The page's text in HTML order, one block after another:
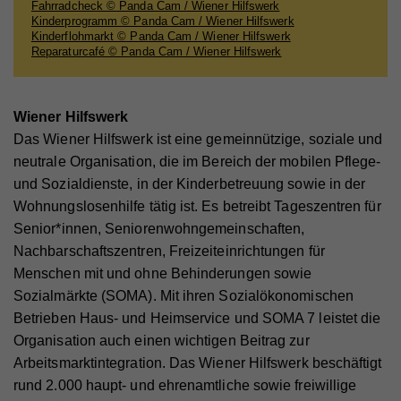
Fahrradcheck © Panda Cam / Wiener Hilfswerk
Kinderprogramm © Panda Cam / Wiener Hilfswerk
Kinderflohmarkt © Panda Cam / Wiener Hilfswerk
Reparaturcafé © Panda Cam / Wiener Hilfswerk
Wiener Hilfswerk
Das Wiener Hilfswerk ist eine gemeinnützige, soziale und
neutrale Organisation, die im Bereich der mobilen Pflege-
und Sozialdienste, in der Kinderbetreuung sowie in der
Wohnungslosenhilfe tätig ist. Es betreibt Tageszentren für
Senior*innen, Seniorenwohngemeinschaften,
Nachbarschaftszentren, Freizeiteinrichtungen für
Menschen mit und ohne Behinderungen sowie
Sozialmärkte (SOMA). Mit ihren Sozialökonomischen
Betrieben Haus- und Heimservice und SOMA 7 leistet die
Organisation auch einen wichtigen Beitrag zur
Arbeitsmarktintegration. Das Wiener Hilfswerk beschäftigt
rund 2.000 haupt- und ehrenamtliche sowie freiwillige
Anbieter Hilfswerk
Laufzeit Session
Name fe_typo_user
Anbieter Hilfswerk
Laufzeit Session
Zweck
Eindeutige ID, die die Sitzung des Benutzers
identifiziert.
Name access
Anbieter Hilfswerk
Name YSC
Anbieter YouTube
Laufzeit Session
Registriert eine eindeutige ID, um Statistiken der
zu behalten.
Name GPS
Anbieter YouTube
Laufzeit 1 Tag
Registriert eine eindeutige ID auf mobilen Geräten,
GPS-Standort zu ermöglichen.
Marketing
Diese Cookies werden zum Nachverfolgen von
Suchmustern und Aktivität verwendet. Wir
verwenden diese Informationen, um Ihnen
können. Mit dieser Art Cookies sammeln wir
möglicherweise persönliche, identifizierbare
Informationen und verwenden diese für gezielte
Werbung und/oder teilen sie zu diesem Zweck mit
Dritten. Alle anhand dieser Cookies nachverfolgten
und aufgezeichneten Aktivitäten können an Dritte
verkauft werden.
Name _fbp
Anbieter Facebook
Laufzeit 4 Monate
Cookie-Informationen anzeigen
Statistik
Statistik-Cookies helfen uns zu verstehen, wie Sie
mit unserer Webseite interagieren, indem
Informationen anonym gesammelt und gemeldet